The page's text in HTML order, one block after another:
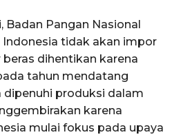
Badan Pangan Nasional
tidak akan impor
dihentikan karena
tahun mendatang
dipenuhi produksi dalam
karena
mulai fokus pada upaya